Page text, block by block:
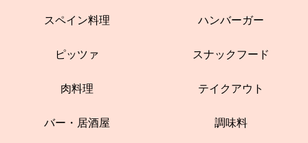
スペイン料理 ハンバーガー
ピッツァ スナックフード
肉料理 テイクアウト
バー・居酒屋 調味料